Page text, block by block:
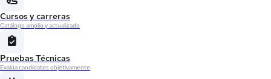
Cursos y carreras
Catálogo amplio y actualizado
Pruebas Técnicas
Evalúa candidatos objetivamente